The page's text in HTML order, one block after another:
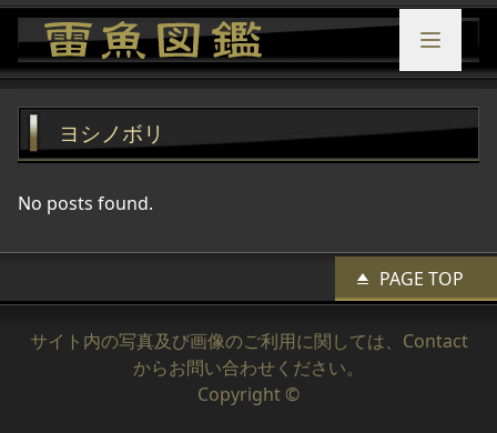
ヨシノボリ
No posts found.
PAGE TOP
サイト内の写真及び画像のご利用に関しては、 Contact
からお問い合わせください。
Copyright ©